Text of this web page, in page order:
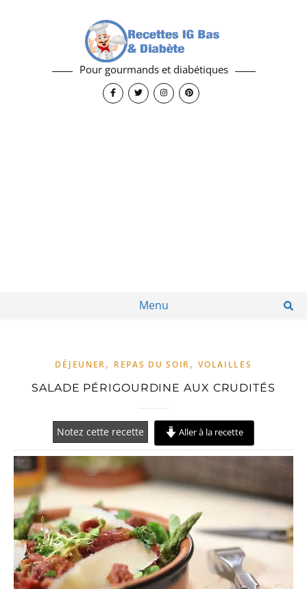
Pour gourmands et diabétiques
Menu
DÉJEUNER, REPAS DU SOIR,VOLAILLES
SALADE PÉRIGOURDINE AUX CRUDITÉS
Notez cette recette Aller à la recette